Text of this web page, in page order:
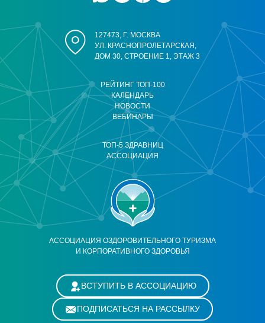
АССОЦИАЦИЯ ОЗДОРОВИТЕЛЬНОГО ТУРИЗМА
И КОРПОРАТИВНОГО ЗДОРОВЬЯ
РЕЙТИНГ ТОП-100
КАЛЕНДАРЬ
НОВОСТИ
ВЕБИНАРЫ
ТОП-5 ЗДРАВНИЦ
АССОЦИАЦИЯ
127473, Г. МОСКВА
УЛ. КРАСНОПРОЛЕТАРСКАЯ,
ДОМ 30, СТРОЕНИЕ 1, ЭТАЖ 3
ВСТУПИТЬ В АССОЦИАЦИЮ
ПОДПИСАТЬСЯ НА РАССЫЛКУ